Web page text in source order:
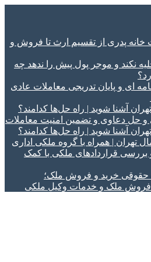
الارث خانه پدری از تقسیم ارث تا فروش و
نکند و موجر پول پیش را ندهد چه
ای و پایان تدریجی معاملات عادی
و حل دعاوی و تضمین امنیت معاملات
تهران | همراه با گروه ملکی اداری
بررسی قراردادهای ملکی با کمک
حقوقی خرید و فروش ملک؛
فروش ملک و خدمات وکیل ملکی